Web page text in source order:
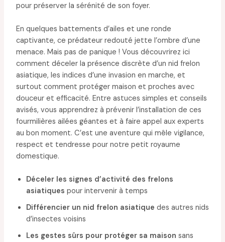
pour préserver la sérénité de son foyer.
En quelques battements d’ailes et une ronde
captivante, ce prédateur redouté jette l’ombre d’une
menace. Mais pas de panique ! Vous découvrirez ici
comment déceler la présence discrète d’un nid frelon
asiatique, les indices d’une invasion en marche, et
surtout comment protéger maison et proches avec
douceur et efficacité. Entre astuces simples et conseils
avisés, vous apprendrez à prévenir l’installation de ces
fourmilières ailées géantes et à faire appel aux experts
au bon moment. C’est une aventure qui mêle vigilance,
respect et tendresse pour notre petit royaume
domestique.
Déceler les signes d’activité des frelons
asiatiques pour intervenir à temps
Différencier un nid frelon asiatique des autres nids
d’insectes voisins
Les gestes sûrs pour protéger sa maison sans